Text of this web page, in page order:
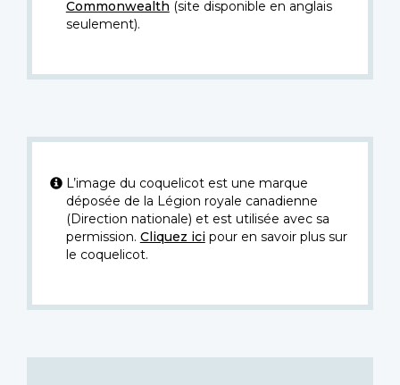
Commonwealth (site disponible en anglais
seulement).
L’image du coquelicot est une marque
déposée de la Légion royale canadienne
(Direction nationale) et est utilisée avec sa
permission. Cliquez icipour en savoir plus sur
le coquelicot.